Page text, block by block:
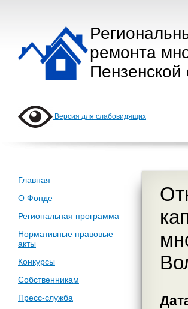
ремонта
Пензенской
Версия для слабовидящих
Главная
О Фонде
Региональная программа
Нормативные правовые
акты
Конкурсы
Собственникам
Пресс-служба